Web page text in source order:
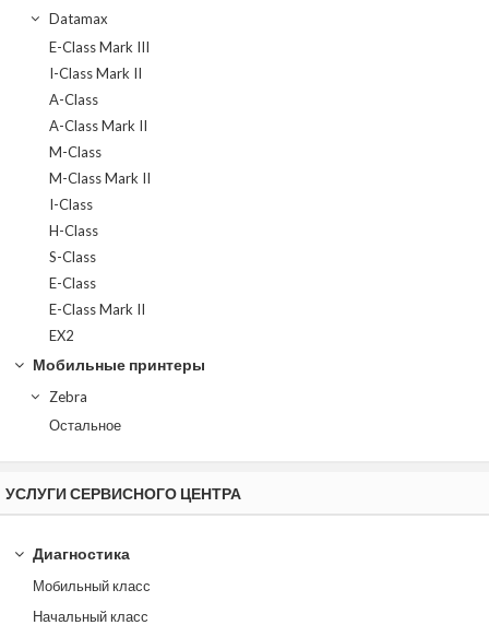
Datamax
E-Class Mark III
I-Class Mark II
A-Class
A-Class Mark II
M-Class
M-Class Mark II
I-Class
H-Class
S-Class
E-Class
E-Class Mark II
EX2
Мобильные принтеры
Zebra
Остальное
УСЛУГИ СЕРВИСНОГО ЦЕНТРА
Диагностика
Мобильный класс
Начальный класс